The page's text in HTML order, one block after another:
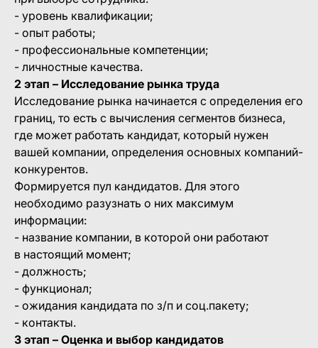
- уровень квалификации;
- опыт работы;
- профессиональные компетенции;
- личностные качества.
2 этап – Исследование рынка труда
Исследование рынка начинается с определения его
границ, то есть с вычисления сегментов бизнеса,
где может работать кандидат, который нужен
вашей компании, определения основных компаний-
конкурентов.
Формируется пул кандидатов. Для этого
необходимо разузнать о них максимум
информации:
- название компании, в которой они работают
в настоящий момент;
- должность;
- функционал;
- ожидания кандидата по з/п и соц.пакету;
- контакты.
3 этап – Оценка и выбор кандидатов